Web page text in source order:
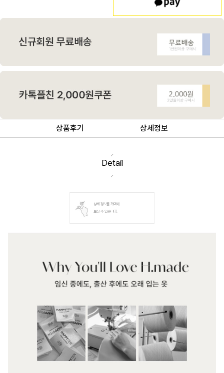
상품후기 상세정보
Detail
상세 정보를 확대해
보실 수 있습니다.